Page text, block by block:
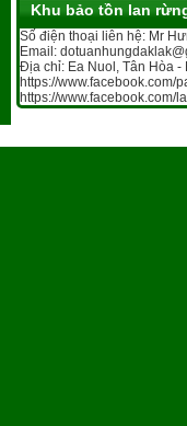
Khu bảo tồn lan
Số điện thoại liên hệ: Mr
Email:
Địa chỉ: Ea Nuol, Tân Hòa -
https://
https://www.facebook.com/